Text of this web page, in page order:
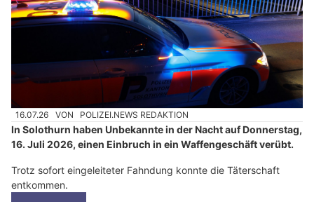
16.07.26 VON POLIZEI.NEWS REDAKTION
In Solothurn haben Unbekannte in der Nacht auf Donnerstag,
16. Juli 2026, einen Einbruch in ein Waffengeschäft verübt.
Trotz sofort eingeleiteter Fahndung konnte die Täterschaft
entkommen.